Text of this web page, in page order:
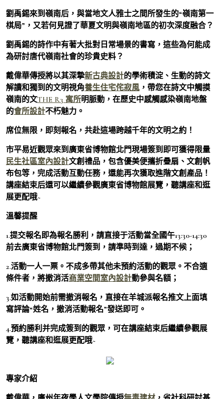
劉禹錫來到嶺南后，與當地文人雅士之間所發生的“嶺南第一
棋局”，又若何見證了華夏文明與嶺南地區的初次深度融合？
劉禹錫的詩作中有著大批對日常場景的書寫，這些為何能成
為研討唐代嶺南社會的珍貴史料？
戴偉華傳授將以其深摯新古典設計的學術積淀、生動的詩文
解讀和獨到的文明視角養生住宅侘寂風 ，帶您在詩文中觸摸
嶺南的文THE R3 寓所明脈動，在歷史中感觸感染嶺南地盤
的會所設計不朽魅力。
席位無限，即刻報名，共赴這場跨越千年的文明之約！
市平易近觀眾來到廣東省博物館北門現場簽到即可獲得限量
民生社區室內設計文創禮品，包含優美便攜折疊扇、文創帆
布包等，完成活動互動任務，還能再次獲取進階文創產品！
講座結束后還可以繼續參觀廣東省博物館展覽，聽講座和逛
展更配哦~
溫馨提醒
1.提交報名即為報名勝利，請直接于活動當全國午13:30-14:30
前去廣東省博物館北門簽到，請準時到達，過期不候；
2.活動一人一票。不成多帶其他未預約活動的觀眾。不合適
條件者，將撤消活商業空間室內設計動參與名額；
3.如活動開始前需撤消報名，直接在羊城派報名推文上面填
寫評論“姓名，撤消活動報名”發送即可。
4.預約勝利并完成簽到的觀眾，可在講座結束后繼續參觀展
覽，聽講座和逛展更配哦~
專家介紹